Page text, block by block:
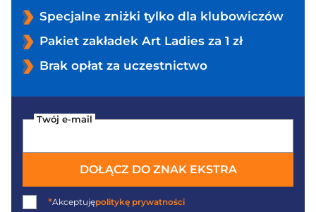
Specjalne zniżki tylko dla klubowiczów
Pakiet zakładek Art Ladies za 1 zł
Brak opłat za uczestnictwo
Twój e-mail
DOŁĄCZ DO ZNAK EKSTRA
*Akceptujępolitykę prywatności